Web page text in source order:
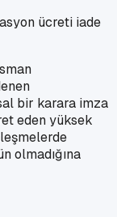
ücreti iade
bir karara imza
eden yüksek
olmadığına